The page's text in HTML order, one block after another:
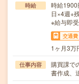
時給
時給
日×4週+
※給与即
交通費
1ヶ月3万
仕事内容
購買課で
書作成、